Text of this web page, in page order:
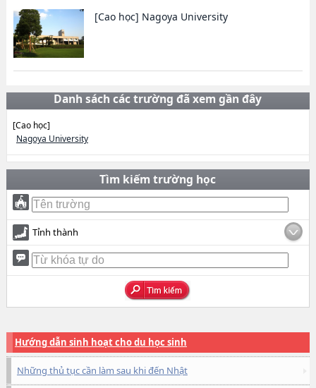
[Cao học] Nagoya University
Danh sách các trường đã xem gần đây
[Cao học]
Nagoya University
Tìm kiếm trường học
Tỉnh thành
Hướng dẫn sinh hoạt cho du học sinh
Những thủ tục cần làm sau khi đến Nhật